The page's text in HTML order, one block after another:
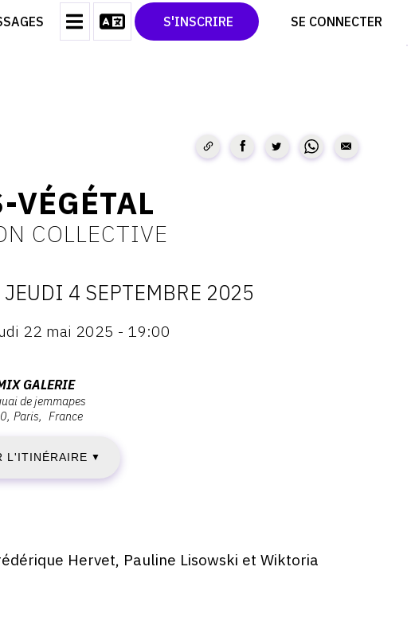
S'INSCRIRE SE CONNECTER
CONTACT
CGU
TWITTER
PINTEREST
VÉGÉTAL
COLLECTIVE
DATES
JEUDI
22
MAI
-
JEUDI 4 SEPTEMBRE 2025
22 mai 2025 - 19:00
GALERIE
de jemmapes
Paris France
L'ITINÉRAIRE ▼
Hervet, Pauline Lisowski et Wiktoria